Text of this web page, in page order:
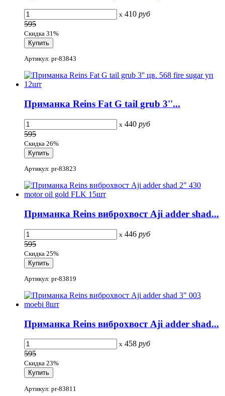
x 410 руб
595
Скидка 31%
Артикул: pr-83843
Приманка Reins Fat G tail grub 3''...
x 440 руб
595
Скидка 26%
Артикул: pr-83823
Приманка Reins виброхвост Aji adder shad...
x 446 руб
595
Скидка 25%
Артикул: pr-83819
Приманка Reins виброхвост Aji adder shad...
x 458 руб
595
Скидка 23%
Артикул: pr-83811